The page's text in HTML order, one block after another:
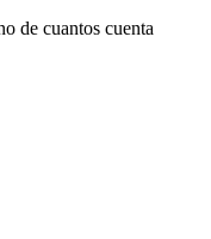
de cuantos cuenta